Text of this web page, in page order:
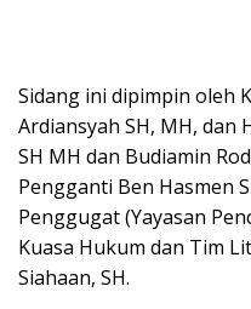
Sidang ini dipimpin oleh
Ardiansyah SH, MH, dan
SH MH dan Budiamin
Pengganti Ben Hasmen
Penggugat (Yayasan
Kuasa Hukum dan Tim
Siahaan, SH.